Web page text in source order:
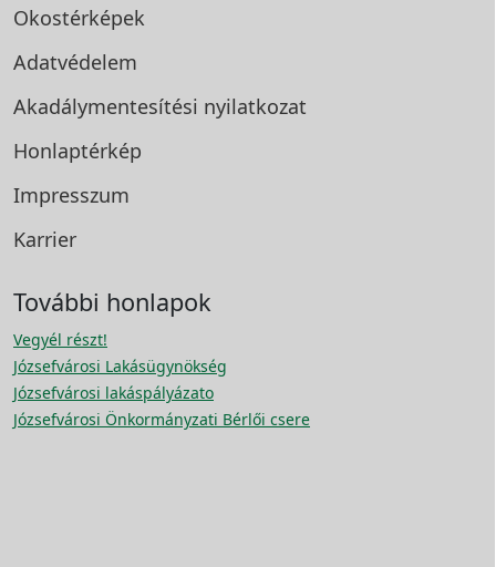
Okostérképek
Adatvédelem
Akadálymentesítési nyilatkozat
Honlaptérkép
Impresszum
Karrier
További honlapok
Vegyél részt!
Józsefvárosi Lakásügynökség
Józsefvárosi lakáspályázato
Józsefvárosi Önkormányzati Bérlői csere